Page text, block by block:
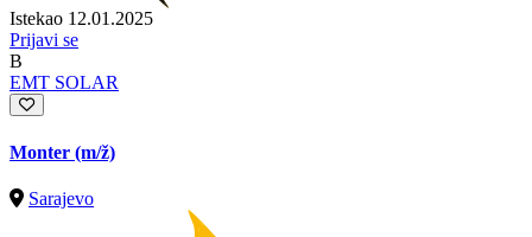
Istekao 12.01.2025
Prijavi se
B
EMT SOLAR
Monter (m/ž)
Sarajevo